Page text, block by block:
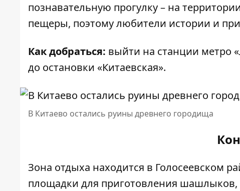
познавательную прогулку – на
пещеры, поэтому любители истории и
Как добраться: выйти на станции метро
до остановки «Китаевская».
В Китаево остались руины древнего городища
Зона отдыха находится в Голосеевском
площадки для приготовления шашлыков,